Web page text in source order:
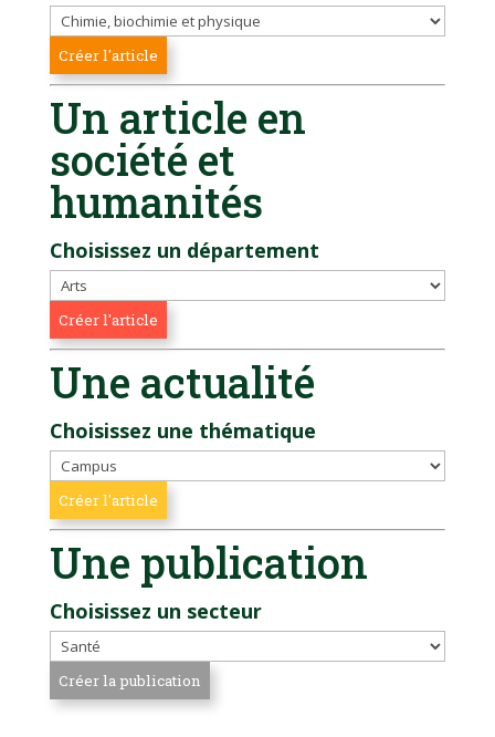
Un article en
société et
humanités
Choisissez un département
Une actualité
Choisissez une thématique
Une publication
Choisissez un secteur